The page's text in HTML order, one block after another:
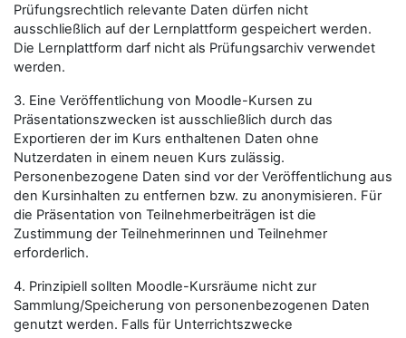
Prüfungsrechtlich relevante Daten dürfen nicht
ausschließlich auf der Lernplattform gespeichert werden.
Die Lernplattform darf nicht als Prüfungsarchiv verwendet
werden.
3. Eine Veröffentlichung von Moodle-Kursen zu
Präsentationszwecken ist ausschließlich durch das
Exportieren der im Kurs enthaltenen Daten ohne
Nutzerdaten in einem neuen Kurs zulässig.
Personenbezogene Daten sind vor der Veröffentlichung aus
den Kursinhalten zu entfernen bzw. zu anonymisieren. Für
die Präsentation von Teilnehmerbeiträgen ist die
Zustimmung der Teilnehmerinnen und Teilnehmer
erforderlich.
4. Prinzipiell sollten Moodle-Kursräume nicht zur
Sammlung/Speicherung von personenbezogenen Daten
genutzt werden. Falls für Unterrichtszwecke